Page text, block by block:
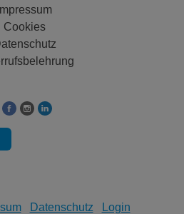
Impressum
Cookies
Datenschutz Login